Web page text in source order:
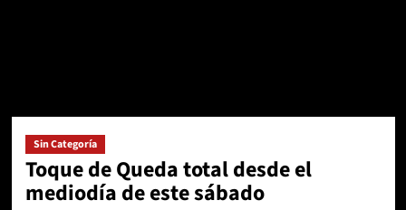
Sin Categoría
Toque de Queda total desde el
mediodía de este sábado